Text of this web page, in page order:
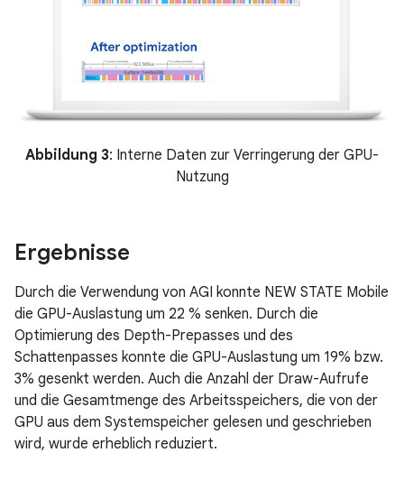
Abbildung 3: Interne Daten zur Verringerung der GPU-
Nutzung
Ergebnisse
Durch die Verwendung von AGI konnte NEW STATE Mobile
die GPU-Auslastung um 22 % senken. Durch die
Optimierung des Depth-Prepasses und des
Schattenpasses konnte die GPU-Auslastung um 19% bzw.
3% gesenkt werden. Auch die Anzahl der Draw-Aufrufe
und die Gesamtmenge des Arbeitsspeichers, die von der
GPU aus dem Systemspeicher gelesen und geschrieben
wird, wurde erheblich reduziert.